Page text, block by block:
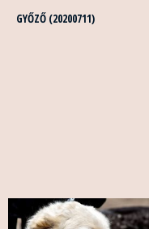
GYŐZŐ (20200711)